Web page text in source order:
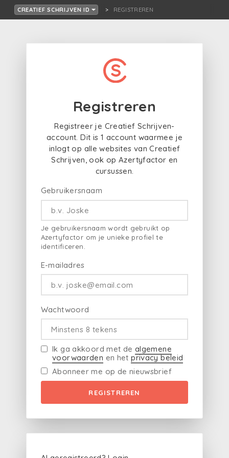
CREATIEF SCHRIJVEN ID REGISTREREN
Registreren
Registreer je Creatief Schrijven-
account. Dit is 1 account waarmee je
inlogt op alle websites van Creatief
Schrijven, ook op Azertyfactor en
cursussen.
Gebruikersnaam
Je gebruikersnaam wordt gebruikt op
Azertyfactor om je unieke profiel te
identificeren.
E-mailadres
Wachtwoord
Ik ga akkoord met de algemene
voorwaarden en hetprivacy beleid
Abonneer me op de nieuwsbrief
REGISTREREN